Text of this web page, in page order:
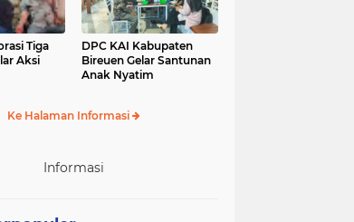
Tiga
Aksi
DPC KAI Kabupaten
Bireuen Gelar Santunan
Anak Nyatim
Ke Halaman Informasi
Informasi